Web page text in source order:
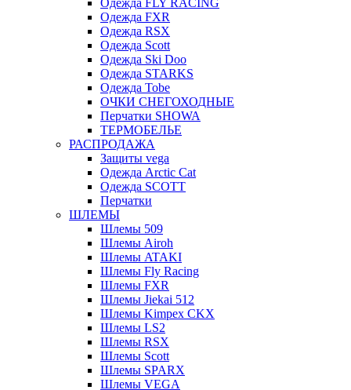
Одежда FXR
Одежда RSX
Одежда Scott
Одежда Ski Doo
Одежда STARKS
Одежда Tobe
ОЧКИ СНЕГОХОДНЫЕ
Перчатки SHOWA
ТЕРМОБЕЛЬЕ
РАСПРОДАЖА
Защиты vega
Одежда Arctic Cat
Одежда SCOTT
Перчатки
ШЛЕМЫ
Шлемы 509
Шлемы Airoh
Шлемы ATAKI
Шлемы Fly Racing
Шлемы FXR
Шлемы Jiekai 512
Шлемы Kimpex CKX
Шлемы LS2
Шлемы RSX
Шлемы Scott
Шлемы SPARX
Шлемы VEGA